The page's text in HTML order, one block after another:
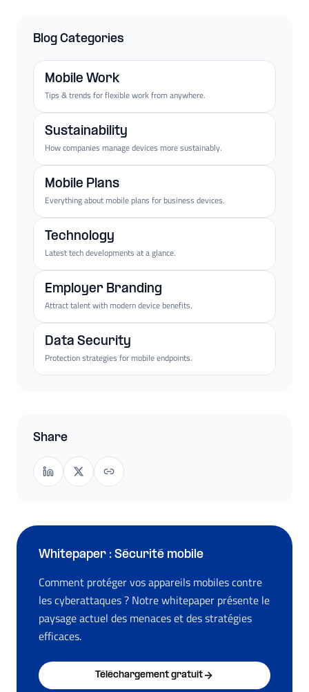
Blog Categories
Mobile Work
Tips & trends for flexible work from anywhere.
Sustainability
How companies manage devices more sustainably.
Mobile Plans
Everything about mobile plans for business devices.
Technology
Latest tech developments at a glance.
Employer Branding
Attract talent with modern device benefits.
Data Security
Protection strategies for mobile endpoints.
Share
Whitepaper : Sécurité mobile
Comment protéger vos appareils mobiles contre
les cyberattaques ? Notre whitepaper présente le
paysage actuel des menaces et des stratégies
efficaces.
Téléchargement gratuit